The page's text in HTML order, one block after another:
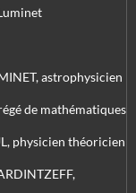
astrophysicien
de mathématiques
physicien théoricien